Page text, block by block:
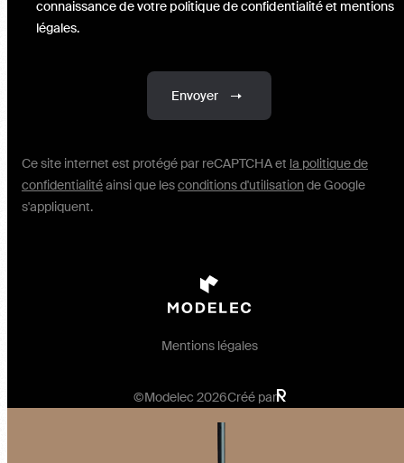
connaissance de votre politique de confidentialité et mentions
légales.
Envoyer
Ce site internet est protégé par reCAPTCHA et la politique de
confidentialitéainsi que lesconditions d'utilisationde Google
s'appliquent.
Mentions légales
©Modelec 2026Créé par